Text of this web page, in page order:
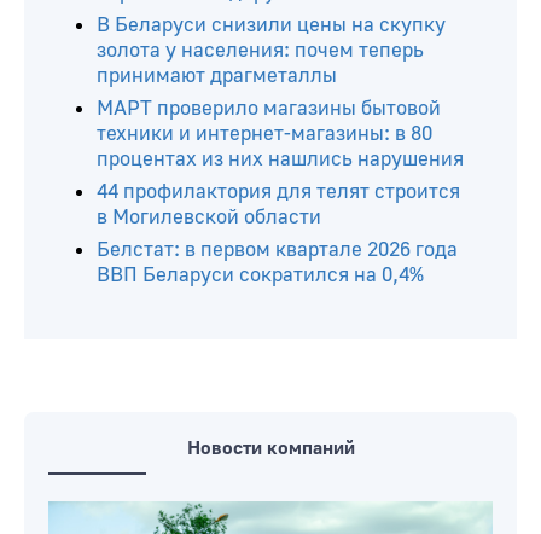
В Беларуси снизили цены на скупку
золота у населения: почем теперь
принимают драгметаллы
МАРТ проверило магазины бытовой
техники и интернет-магазины: в 80
процентах из них нашлись нарушения
44 профилактория для телят строится
в Могилевской области
Белстат: в первом квартале 2026 года
ВВП Беларуси сократился на 0,4%
Новости компаний